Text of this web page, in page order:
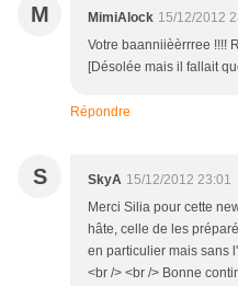
M MimiAlock 15/12/2012
Votre baanniièèrrree !!!!
[Désolée mais il fallait
Répondre
S SkyA 15/12/2012 23:01
Merci Silia pour cette
hâte, celle de les
en particulier mais sans
<br /> <br /> Bonne